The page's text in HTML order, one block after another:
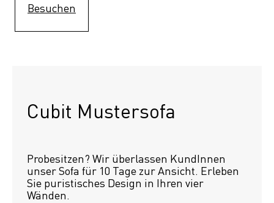
Besuchen
Cubit Mustersofa
Probesitzen? Wir überlassen KundInnen
unser Sofa für 10 Tage zur Ansicht. Erleben
Sie puristisches Design in Ihren vier
Wänden.